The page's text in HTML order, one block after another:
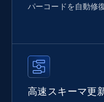
パーコードを自動修
高速スキーマ更